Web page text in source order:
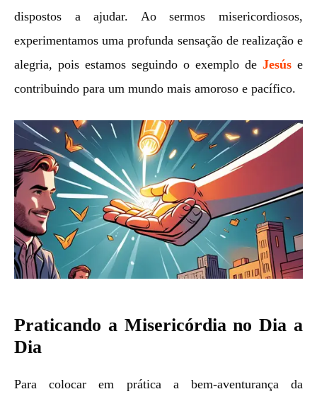
dispostos a ajudar. Ao sermos misericordiosos,
experimentamos uma profunda sensação de realização e
alegria, pois estamos seguindo o exemplo de Jesús e
contribuindo para um mundo mais amoroso e pacífico.
Praticando a Misericórdia no Dia a
Dia
Para colocar em prática a bem-aventurança da